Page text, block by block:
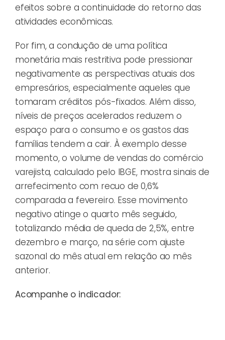
efeitos sobre a continuidade do retorno das
atividades econômicas.
Por fim, a condução de uma política
monetária mais restritiva pode pressionar
negativamente as perspectivas atuais dos
empresários, especialmente aqueles que
tomaram créditos pós-fixados. Além disso,
níveis de preços acelerados reduzem o
espaço para o consumo e os gastos das
famílias tendem a cair. À exemplo desse
momento, o volume de vendas do comércio
varejista, calculado pelo IBGE, mostra sinais de
arrefecimento com recuo de 0,6%
comparada a fevereiro. Esse movimento
negativo atinge o quarto mês seguido,
totalizando média de queda de 2,5%, entre
dezembro e março, na série com ajuste
sazonal do mês atual em relação ao mês
anterior.
Acompanhe o indicador: